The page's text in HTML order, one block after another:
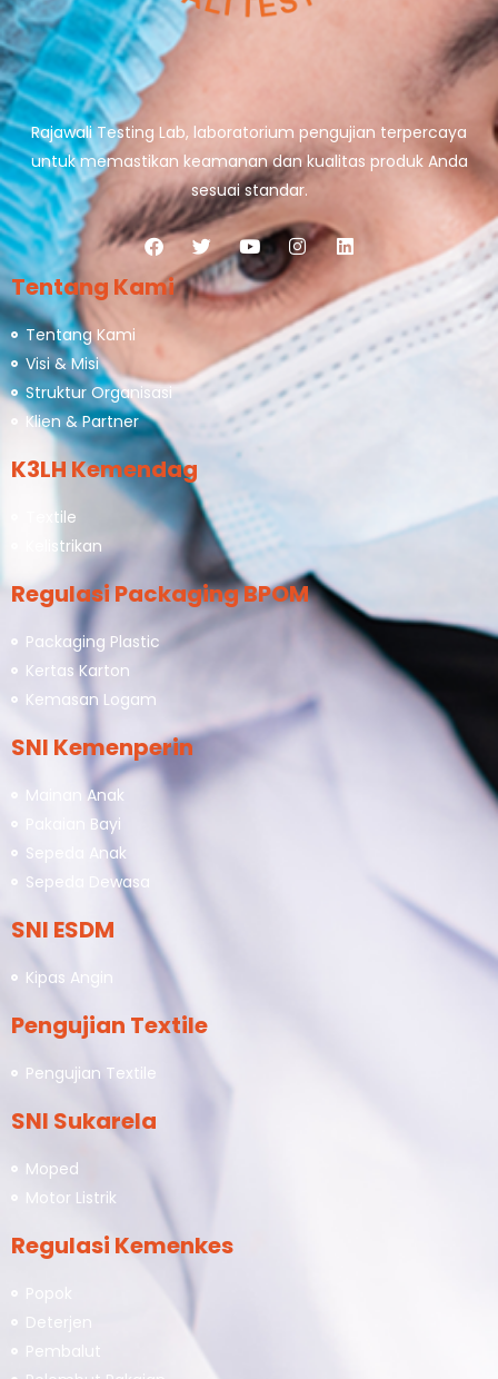
Rajawali Testing Lab, laboratorium pengujian terpercaya
untuk memastikan keamanan dan kualitas produk Anda
sesuai standar.
Tentang Kami
Tentang Kami
Visi & Misi
Struktur Organisasi
Klien & Partner
K3LH Kemendag
Textile
Kelistrikan
Regulasi Packaging BPOM
Packaging Plastic
Kertas Karton
Kemasan Logam
SNI Kemenperin
Mainan Anak
Pakaian Bayi
Sepeda Anak
Sepeda Dewasa
SNI ESDM
Kipas Angin
Pengujian Textile
Pengujian Textile
SNI Sukarela
Moped
Motor Listrik
Regulasi Kemenkes
Popok
Deterjen
Pembalut